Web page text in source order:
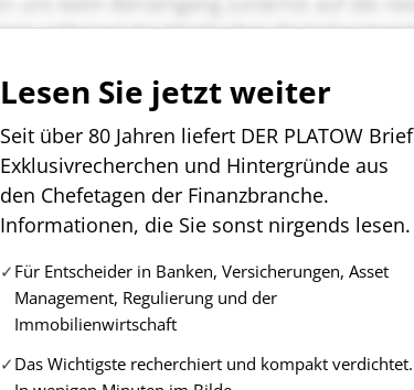
Lesen Sie jetzt weiter
Seit über 80 Jahren liefert DER PLATOW Brief
Exklusivrecherchen und Hintergründe aus
den Chefetagen der Finanzbranche.
Informationen, die Sie sonst nirgends lesen.
Für Entscheider in Banken, Versicherungen, Asset
Management, Regulierung und der
Immobilienwirtschaft
Das Wichtigste recherchiert und kompakt verdichtet.